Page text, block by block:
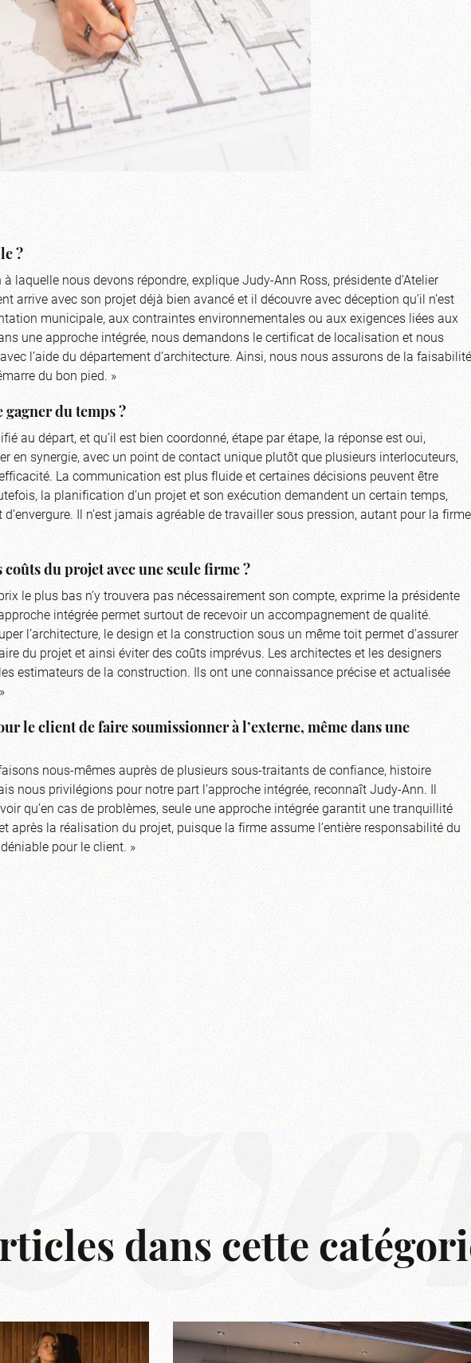
?
à laquelle nous devons répondre, explique Judy-Ann Ross, présidente d’Atelier
arrive avec son projet déjà bien avancé et il découvre avec déception qu’il n’est
municipale, aux contraintes environnementales ou aux exigences liées aux
une approche intégrée, nous demandons le certificat de localisation et nous
l’aide du département d’architecture. Ainsi, nous nous assurons de la faisabilité
du bon pied. »
du temps ?
au départ, et qu’il est bien coordonné, étape par étape, la réponse est oui,
en synergie, avec un point de contact unique plutôt que plusieurs interlocuteurs,
La communication est plus fluide et certaines décisions peuvent être
la planification d’un projet et son exécution demandent un certain temps,
d’envergure. Il n’est jamais agréable de travailler sous pression, autant pour la firme
du projet avec une seule firme ?
le plus bas n’y trouvera pas nécessairement son compte, exprime la présidente
intégrée permet surtout de recevoir un accompagnement de qualité.
l’architecture, le design et la construction sous un même toit permet d’assurer
du projet et ainsi éviter des coûts imprévus. Les architectes et les designers
estimateurs de la construction. Ils ont une connaissance précise et actualisée
le client de faire soumissionner à l’externe, même dans une
nous-mêmes auprès de plusieurs sous-traitants de confiance, histoire
nous privilégions pour notre part l’approche intégrée, reconnaît Judy-Ann. Il
qu’en cas de problèmes, seule une approche intégrée garantit une tranquillité
après la réalisation du projet, puisque la firme assume l’entière responsabilité du
pour le client. »
dans cette